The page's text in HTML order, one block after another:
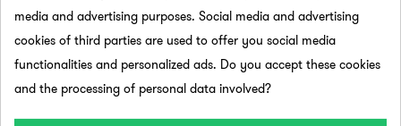
Dispensador De Cartró D'un Sol Ús
10,40 €
media and advertising purposes. Social media and advertising
cookies of third parties are used to offer you social media
functionalities and personalized ads. Do you accept these cookies
and the processing of personal data involved?